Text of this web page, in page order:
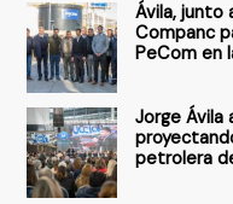
o
r
:
Ávila, junto
Companc
PeCom en
Jorge Ávila
petrolera